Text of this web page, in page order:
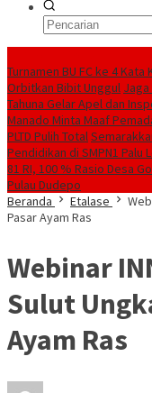
Turnamen BU FC ke 4
Orbitkan Bibit Unggul Jaga
Tahuna Gelar Apel dan
Manado Minta Maaf
PLTD Pulih Total
Pendidikan di SMPN1 Palu
81 RI, 100 % Rasio Desa
Pulau Dudepo
Beranda
Etalase
Pasar Ayam Ras
Webinar
Sulut
Ayam Ras